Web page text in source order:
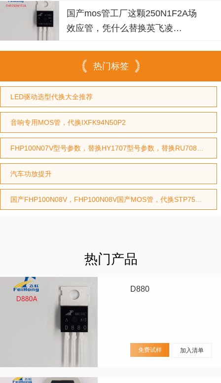
国产mos管工厂这颗250N1F2A场
效应管，凭什么替换英飞凌
热门标签
LED驱动选型代换大全推荐
音响专用MOS管，代换IXFK94N50P2
汽车功放提升
热门产品
D880
免费试样 加入清单